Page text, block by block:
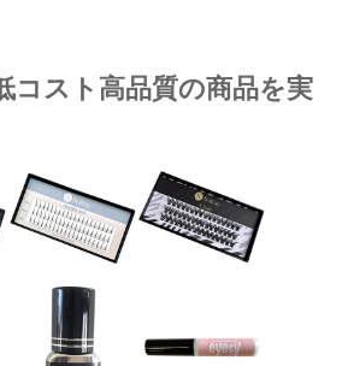
コスト高品質の商品を実